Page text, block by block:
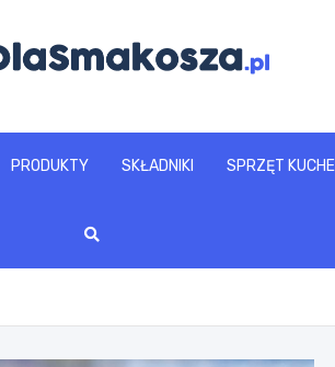
PRODUKTY SKŁADNIKI SPRZĘT